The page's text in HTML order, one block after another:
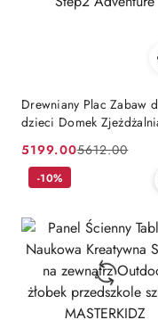
Drewniany Plac Zabaw
dzieci Domek
Adventure
Cena
promocyjna:
5199.00
Cena
przed
5612.00
-10%